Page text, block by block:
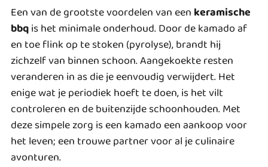
Een van de grootste voordelen van een keramische
bbqis het minimale onderhoud. Door de kamado af
en toe flink op te stoken (pyrolyse), brandt hij
zichzelf van binnen schoon. Aangekoekte resten
veranderen in as die je eenvoudig verwijdert. Het
enige wat je periodiek hoeft te doen, is het vilt
controleren en de buitenzijde schoonhouden. Met
deze simpele zorg is een kamado een aankoop voor
het leven; een trouwe partner voor al je culinaire
avonturen.